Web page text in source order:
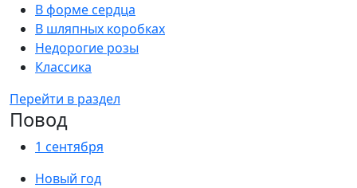
В форме сердца
В шляпных коробках
Недорогие розы
Классика
Перейти в раздел
Повод
1 сентября
Новый год